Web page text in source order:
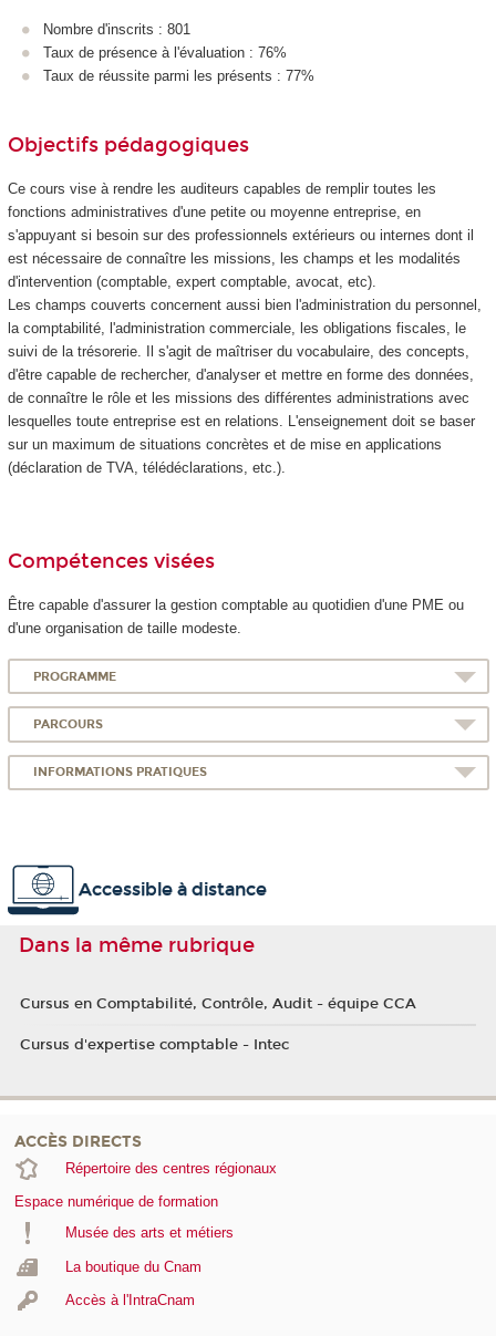
Nombre d'inscrits : 801
Taux de présence à l'évaluation : 76%
Taux de réussite parmi les présents : 77%
Objectifs pédagogiques
Ce cours vise à rendre les auditeurs capables de remplir toutes les
fonctions administratives d'une petite ou moyenne entreprise, en
s'appuyant si besoin sur des professionnels extérieurs ou internes dont il
est nécessaire de connaître les missions, les champs et les modalités
d'intervention (comptable, expert comptable, avocat, etc).
Les champs couverts concernent aussi bien l'administration du personnel,
la comptabilité, l'administration commerciale, les obligations fiscales, le
suivi de la trésorerie. Il s'agit de maîtriser du vocabulaire, des concepts,
d'être capable de rechercher, d'analyser et mettre en forme des données,
de connaître le rôle et les missions des différentes administrations avec
lesquelles toute entreprise est en relations. L'enseignement doit se baser
sur un maximum de situations concrètes et de mise en applications
(déclaration de TVA, télédéclarations, etc.).
Compétences visées
Être capable d'assurer la gestion comptable au quotidien d'une PME ou
d'une organisation de taille modeste.
PROGRAMME
PARCOURS
INFORMATIONS PRATIQUES
Accessible à distance
Dans la même rubrique
Cursus en Comptabilité, Contrôle, Audit - équipe CCA
Cursus d'expertise comptable - Intec
ACCÈS DIRECTS
Répertoire des centres régionaux
Espace numérique de formation
Musée des arts et métiers
La boutique du Cnam
Accès à l'IntraCnam